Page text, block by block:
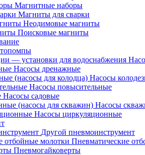
Магнитные наборы
Магниты для сварки
Неодимовые магниты
Поисковые магниты
Насосы дренажные
Насосы
Насосы повысительные
Насосы садовые
Насосы
Насосы циркуляционные
Другой пневмоинструмент
Пневматические
Пневмогайковерты